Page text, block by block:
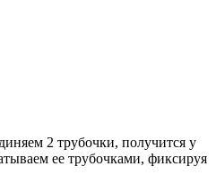
2 трубочки, получится у
ее трубочками, фиксируя